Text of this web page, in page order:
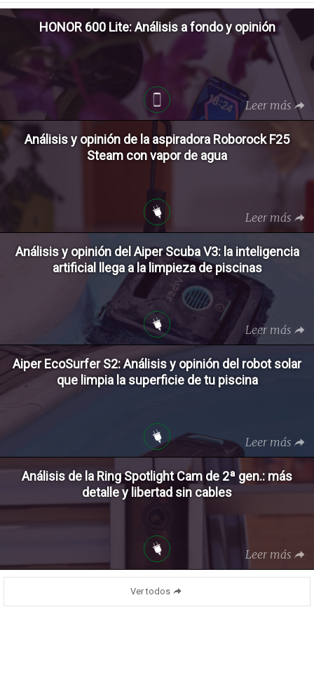
HONOR 600 Lite: Análisis a fondo y opinión
Leer más
Análisis y opinión de la aspiradora Roborock F25
Steam con vapor de agua
Leer más
Análisis y opinión del Aiper Scuba V3: la inteligencia
artificial llega a la limpieza de piscinas
Leer más
Aiper EcoSurfer S2: Análisis y opinión del robot solar
que limpia la superficie de tu piscina
Leer más
Análisis de la Ring Spotlight Cam de 2ª gen.: más
detalle y libertad sin cables
Leer más
Ver todos